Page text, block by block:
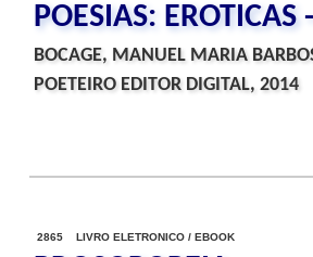
POESIAS: EROTICAS
BOCAGE, MANUEL MARIA
POETEIRO EDITOR DIGITAL, 2014
2865 LIVRO ELETRONICO / EBOOK